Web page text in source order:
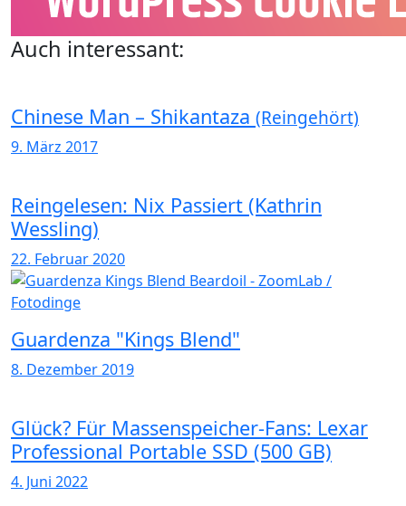
Auch interessant:
Chinese Man – Shikantaza (Reingehört)
9. März 2017
Reingelesen: Nix Passiert (Kathrin
Wessling)
22. Februar 2020
Guardenza "Kings Blend"
8. Dezember 2019
Glück? Für Massenspeicher-Fans: Lexar
Professional Portable SSD (500 GB)
4. Juni 2022